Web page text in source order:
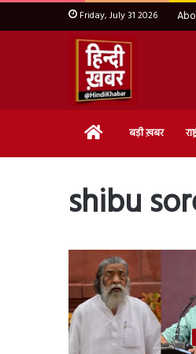
Friday, July 31 2026
Home बड़ी ख़बर
shibu